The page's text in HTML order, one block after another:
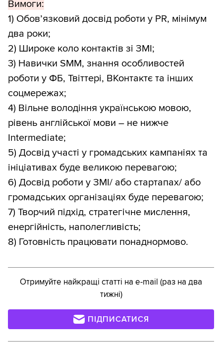
Вимоги:
1) Обов’язковий досвід роботи у PR, мінімум
два роки;
2) Широке коло контактів зі ЗМІ;
3) Навички SMM, знання особливостей
роботи у ФБ, Твіттері, ВКонтактє та інших
соцмережах;
4) Вільне володіння українською мовою,
рівень англійської мови – не нижче
Intermediate;
5) Досвід участі у громадських кампаніях та
ініціативах буде великою перевагою;
6) Досвід роботи у ЗМІ/ або стартапах/ або
громадських організаціях буде перевагою;
7) Творчий підхід, стратегічне мислення,
енергійність, наполегливість;
8) Готовність працювати понаднормово.
Отримуйте найкращі статті на e-mail (раз на два
тижні)
ПІДПИСАТИСЯ